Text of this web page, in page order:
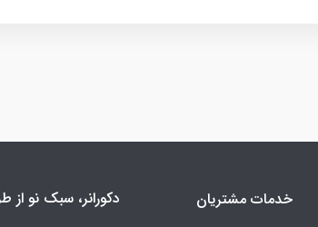
خدمات مشتریان دکورانر، سبک نو از